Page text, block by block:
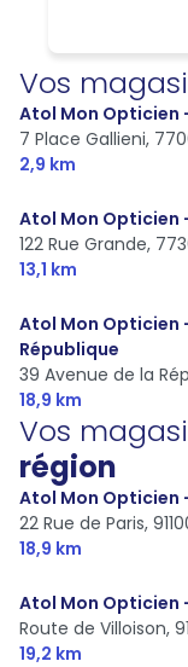
Vos
Atol Mon Opticien
7 Place Gallieni,
2,9 km
Atol Mon Opticien
122 Rue Grande,
13,1 km
Atol Mon Opticien
République
39 Avenue de la
18,9 km
Vos
région
Atol Mon Opticien
22 Rue de Paris,
18,9 km
Atol Mon Opticien
Route de Villoison,
19,2 km